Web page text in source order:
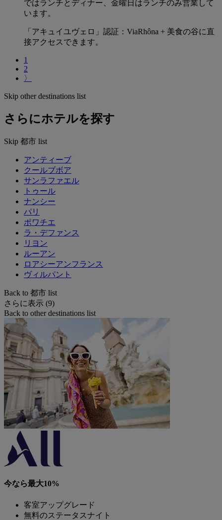
ではランチとディナー、金曜日はランチのみ営業して
います。
「アキュイユヴェロ」認証：ViaRhôna + 美食の谷に直
接アクセスできます。
1
2
〉
Skip other destinations list
さらにホテルを探す
Skip 都市 list
アンティーブ
クールブボア
サンラファエル
トゥール
ナンシー
パリ
ポワチエ
ラ・デファンス
リヨン
ルーアン
ロアシーアンフランス
ヴィルパント
Back to 都市 list
さらに表示 (9)
Back to other destinations list
今なら最大10%
客室アップグレード
無料のステータスナイト